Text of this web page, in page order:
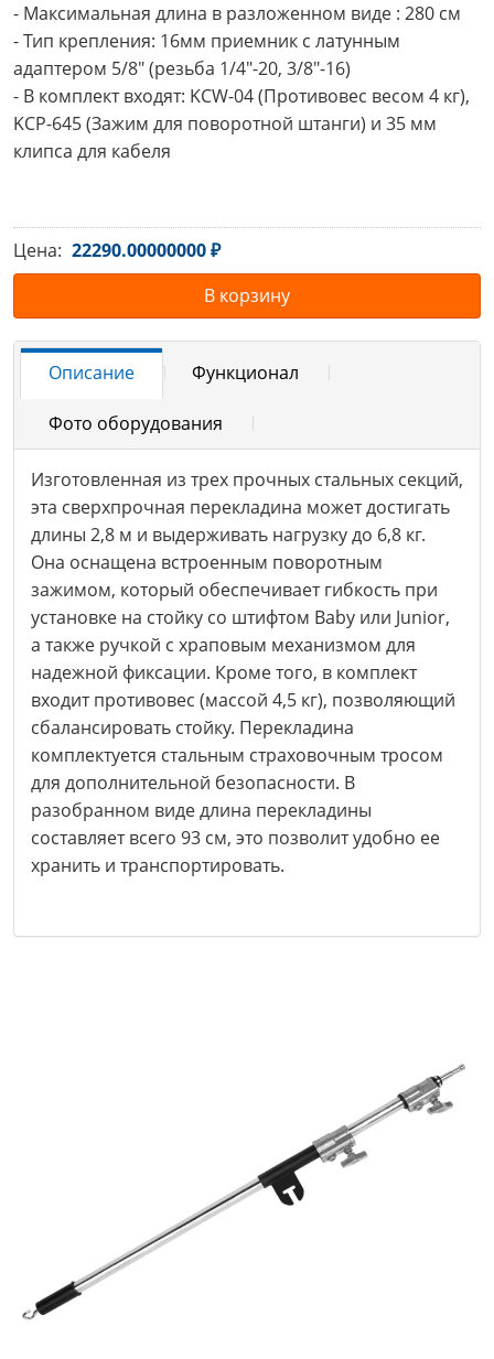
- Максимальная длина в разложенном виде : 280 см
- Тип крепления: 16мм приемник с латунным
адаптером 5/8" (резьба 1/4"-20, 3/8"-16)
- В комплект входят: KCW-04 (Противовес весом 4 кг),
KCP-645 (Зажим для поворотной штанги) и 35 мм
клипса для кабеля
Цена: 22290.00000000 ₽
В корзину
Описание Функционал
Фото оборудования
Изготовленная из трех прочных стальных секций,
эта сверхпрочная перекладина может достигать
длины 2,8 м и выдерживать нагрузку до 6,8 кг.
Она оснащена встроенным поворотным
зажимом, который обеспечивает гибкость при
установке на стойку со штифтом Baby или Junior,
а также ручкой с храповым механизмом для
надежной фиксации. Кроме того, в комплект
входит противовес (массой 4,5 кг), позволяющий
сбалансировать стойку. Перекладина
комплектуется стальным страховочным тросом
для дополнительной безопасности. В
разобранном виде длина перекладины
составляет всего 93 см, это позволит удобно ее
хранить и транспортировать.